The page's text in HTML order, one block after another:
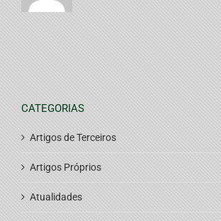
CATEGORIAS
Artigos de Terceiros
Artigos Próprios
Atualidades